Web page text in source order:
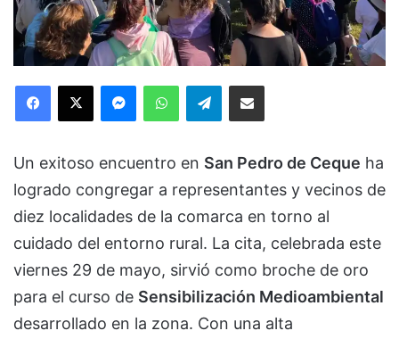
Facebook
X MessengerWhatsAppTelegramCompartir via Email
Un exitoso encuentro en San Pedro de Ceque ha
logrado congregar a representantes y vecinos de
diez localidades de la comarca en torno al
cuidado del entorno rural. La cita, celebrada este
viernes 29 de mayo, sirvió como broche de oro
para el curso de Sensibilización Medioambiental
desarrollado en la zona. Con una alta